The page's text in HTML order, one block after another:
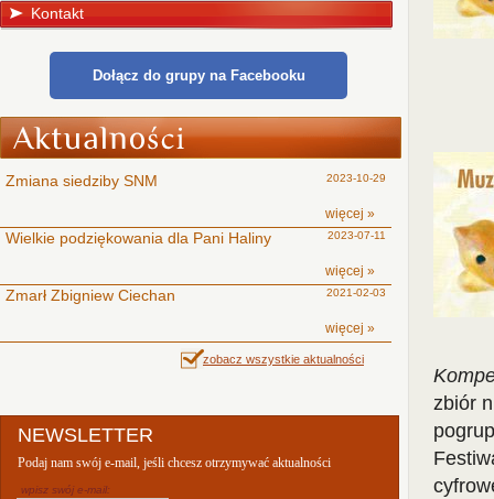
Kontakt
Dołącz do grupy na Facebooku
Zmiana siedziby SNM 2023-10-29
więcej »
Wielkie podziękowania dla Pani Haliny 2023-07-11
więcej »
Zmarł Zbigniew Ciechan 2021-02-03
więcej »
zobacz wszystkie aktualności
NEWSLETTER
Podaj nam swój e-mail, jeśli chcesz otrzymywać aktualności
wpisz swój e-mail:
zbiór